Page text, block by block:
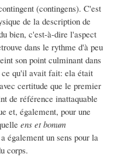
(contingens). C'est
de la description de
bien, c'est-à-dire l'aspect
dans le rythme d'à peu
son point culminant dans
qu'il avait fait: ela était
certitude que le premier
de référence inattaquable
et, également, pour une
ens et bonum
également un sens pour la
corps.